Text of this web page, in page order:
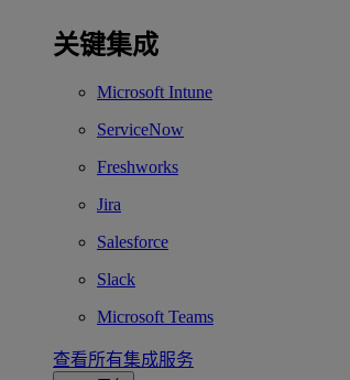
关键集成
Microsoft Intune
ServiceNow
Freshworks
Jira
Salesforce
Slack
Microsoft Teams
查看所有集成服务